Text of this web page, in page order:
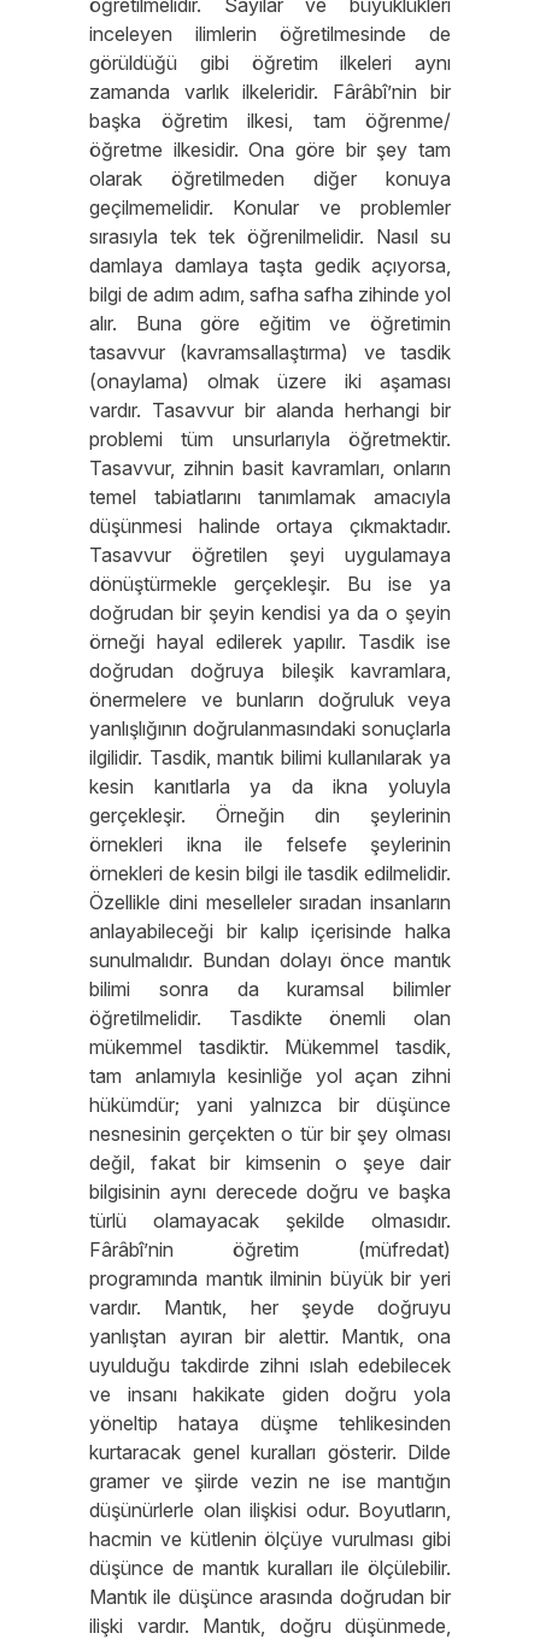
öğretilmelidir. Sayılar ve büyüklükleri
inceleyen ilimlerin öğretilmesinde de
görüldüğü gibi öğretim ilkeleri aynı
zamanda varlık ilkeleridir. Fârâbî’nin bir
başka öğretim ilkesi, tam öğrenme/
öğretme ilkesidir. Ona göre bir şey tam
olarak öğretilmeden diğer konuya
geçilmemelidir. Konular ve problemler
sırasıyla tek tek öğrenilmelidir. Nasıl su
damlaya damlaya taşta gedik açıyorsa,
bilgi de adım adım, safha safha zihinde yol
alır. Buna göre eğitim ve öğretimin
tasavvur (kavramsallaştırma) ve tasdik
(onaylama) olmak üzere iki aşaması
vardır. Tasavvur bir alanda herhangi bir
problemi tüm unsurlarıyla öğretmektir.
Tasavvur, zihnin basit kavramları, onların
temel tabiatlarını tanımlamak amacıyla
düşünmesi halinde ortaya çıkmaktadır.
Tasavvur öğretilen şeyi uygulamaya
dönüştürmekle gerçekleşir. Bu ise ya
doğrudan bir şeyin kendisi ya da o şeyin
örneği hayal edilerek yapılır. Tasdik ise
doğrudan doğruya bileşik kavramlara,
önermelere ve bunların doğruluk veya
yanlışlığının doğrulanmasındaki sonuçlarla
ilgilidir. Tasdik, mantık bilimi kullanılarak ya
kesin kanıtlarla ya da ikna yoluyla
gerçekleşir. Örneğin din şeylerinin
örnekleri ikna ile felsefe şeylerinin
örnekleri de kesin bilgi ile tasdik edilmelidir.
Özellikle dini meselleler sıradan insanların
anlayabileceği bir kalıp içerisinde halka
sunulmalıdır. Bundan dolayı önce mantık
bilimi sonra da kuramsal bilimler
öğretilmelidir. Tasdikte önemli olan
mükemmel tasdiktir. Mükemmel tasdik,
tam anlamıyla kesinliğe yol açan zihni
hükümdür; yani yalnızca bir düşünce
nesnesinin gerçekten o tür bir şey olması
değil, fakat bir kimsenin o şeye dair
bilgisinin aynı derecede doğru ve başka
türlü olamayacak şekilde olmasıdır.
Fârâbî’nin öğretim (müfredat)
programında mantık ilminin büyük bir yeri
vardır. Mantık, her şeyde doğruyu
yanlıştan ayıran bir alettir. Mantık, ona
uyulduğu takdirde zihni ıslah edebilecek
ve insanı hakikate giden doğru yola
yöneltip hataya düşme tehlikesinden
kurtaracak genel kuralları gösterir. Dilde
gramer ve şiirde vezin ne ise mantığın
düşünürlerle olan ilişkisi odur. Boyutların,
hacmin ve kütlenin ölçüye vurulması gibi
düşünce de mantık kuralları ile ölçülebilir.
Mantık ile düşünce arasında doğrudan bir
ilişki vardır. Mantık, doğru düşünmede,